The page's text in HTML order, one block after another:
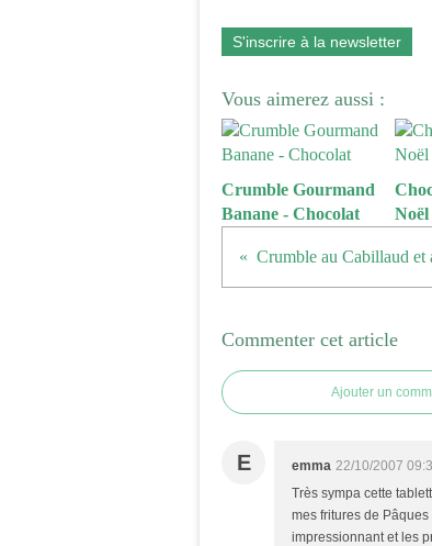
S'inscrire à la newsletter
Vous aimerez aussi :
Crumble Gourmand
Banane - Chocolat
Noël
Crumble au Cabillaud et
Commenter cet article
Ajouter un
E emma 22/10/2007
Très sympa cette
mes fritures de
impressionnant et les